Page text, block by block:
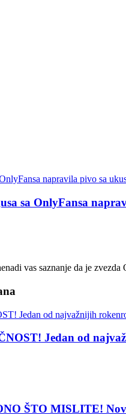
sa OnlyFansa
vas saznanje da je
Jedan od
ŠTO MISLITE!